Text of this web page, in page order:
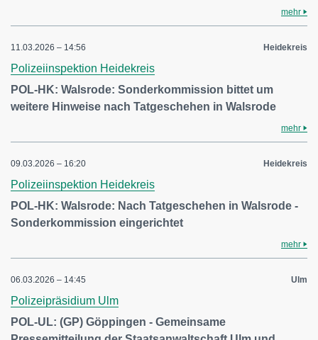
mehr
11.03.2026 – 14:56 Heidekreis
Polizeiinspektion Heidekreis
POL-HK: Walsrode: Sonderkommission bittet um
weitere Hinweise nach Tatgeschehen in Walsrode
mehr
09.03.2026 – 16:20 Heidekreis
Polizeiinspektion Heidekreis
POL-HK: Walsrode: Nach Tatgeschehen in Walsrode -
Sonderkommission eingerichtet
mehr
06.03.2026 – 14:45 Ulm
Polizeipräsidium Ulm
POL-UL: (GP) Göppingen - Gemeinsame